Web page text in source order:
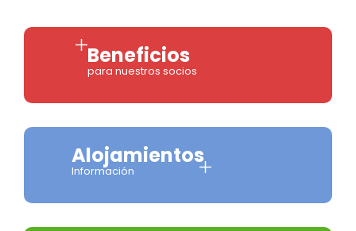
Beneficios
para nuestros socios
Alojamientos
Información